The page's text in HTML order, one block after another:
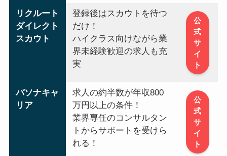
リクルート
ダイレクト
スカウト
登録後はスカウトを待つ
だけ！
ハイクラス向けながら業
界未経験歓迎の求人も充
実
公
式
サ
イ
ト
パソナキャ
リア
求人の約半数が年収800
万円以上の条件！
業界専任のコンサルタン
トからサポートを受けら
れる！
公
式
サ
イ
ト